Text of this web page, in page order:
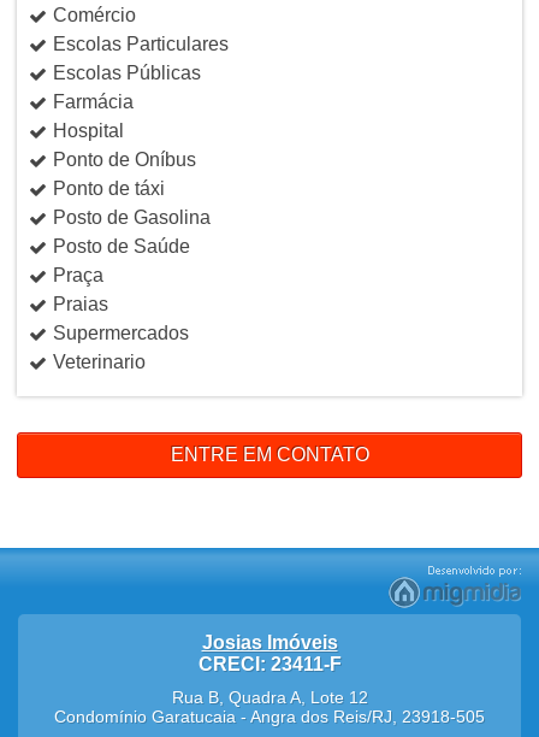
Comércio
Escolas Particulares
Escolas Públicas
Farmácia
Hospital
Ponto de Oníbus
Ponto de táxi
Posto de Gasolina
Posto de Saúde
Praça
Praias
Supermercados
Veterinario
ENTRE EM CONTATO
Josias Imóveis
CRECI: 23411-F
Rua B, Quadra A, Lote 12
Condomínio Garatucaia -Angra dos Reis/RJ 23918-505